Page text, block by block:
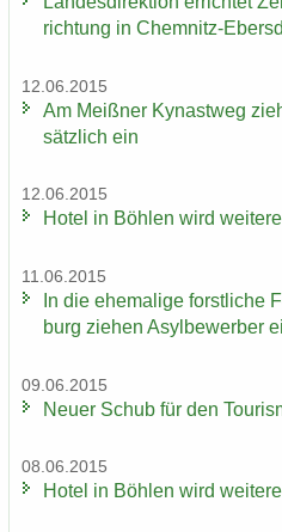
rich­tung in Chemnitz-​
12.06.2015
Am Meiß­ner Ky­nast­weg
sätz­lich ein
12.06.2015
Hotel in Böh­len wird
11.06.2015
In die ehe­ma­li­ge forst­li­che
burg zie­hen Asyl­be­wer­ber
09.06.2015
Neuer Schub für den
08.06.2015
Hotel in Böh­len wird